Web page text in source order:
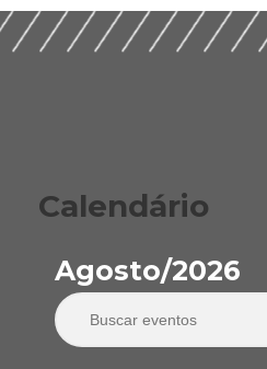
Calendário
Agosto/2026